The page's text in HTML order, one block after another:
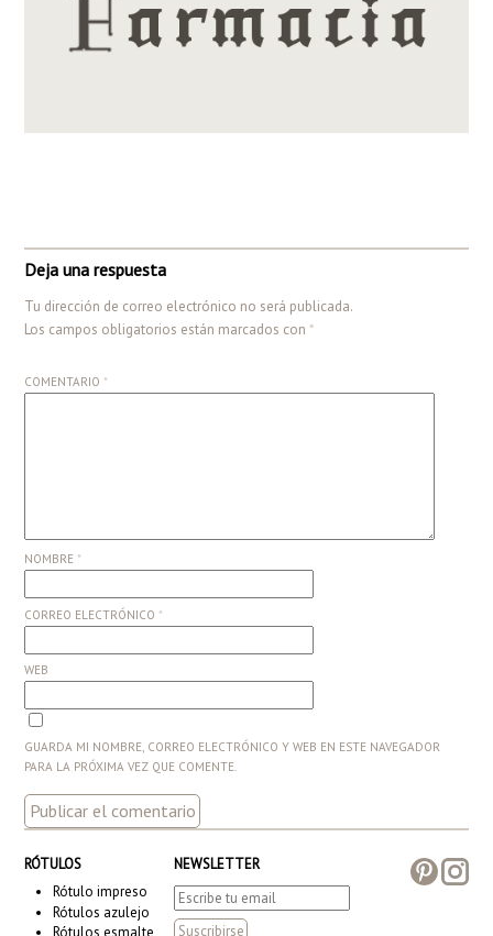
Deja una respuesta
Tu dirección de correo electrónico no será publicada.
Los campos obligatorios están marcados con*
COMENTARIO*
NOMBRE*
CORREO ELECTRÓNICO*
WEB
GUARDA MI NOMBRE, CORREO ELECTRÓNICO Y WEB EN ESTE NAVEGADOR
PARA LA PRÓXIMA VEZ QUE COMENTE.
RÓTULOS
Rótulo impreso
Rótulos azulejo
Rótulos esmalte
NEWSLETTER